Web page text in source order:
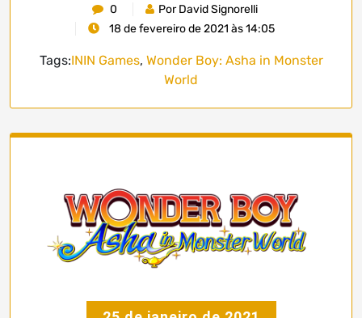
0
Por David Signorelli
18 de fevereiro de 2021 às 14:05
Tags:ININ Games, Wonder Boy: Asha in Monster
World